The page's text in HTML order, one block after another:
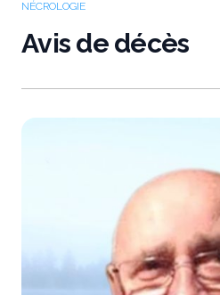
NÉCROLOGIE
Avis de décès